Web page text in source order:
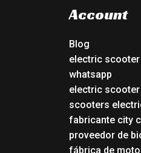
Account
Blog
electric
whatsapp
electric
scooters
fabricante city
proveedor de
fábrica de